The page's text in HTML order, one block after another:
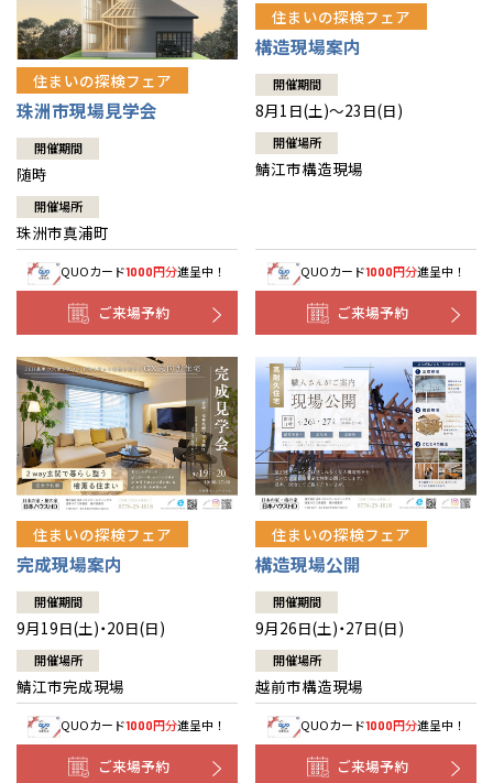
住まいの探検フェア
珠洲市現場見学会
開催期間
随時
開催場所
珠洲市真浦町
QUOカード1000円分進呈中！
ご来場予約
住まいの探検フェア
構造現場案内
開催期間
8月1日(土)～23日(日)
開催場所
鯖江市構造現場
QUOカード1000円分進呈中！
ご来場予約
住まいの探検フェア
完成現場案内
開催期間
9月19日(土)・20日(日)
開催場所
鯖江市完成現場
QUOカード1000円分進呈中！
ご来場予約
住まいの探検フェア
構造現場公開
開催期間
9月26日(土)・27日(日)
開催場所
越前市構造現場
QUOカード1000円分進呈中！
ご来場予約